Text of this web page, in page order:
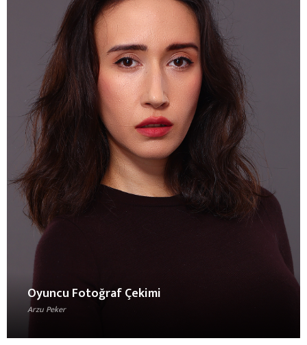
Oyuncu Fotoğraf Çekimi
Arzu Peker